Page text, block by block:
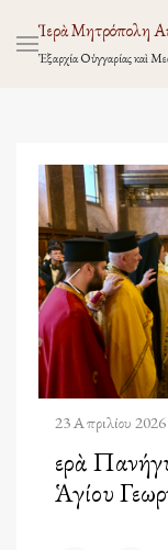
Ἱερὰ Μητρόπολη
Ἐξαρχία Οὑγγαρίας καὶ
23 Απριλίου 2026
Ἱερὰ
Ἁγίου